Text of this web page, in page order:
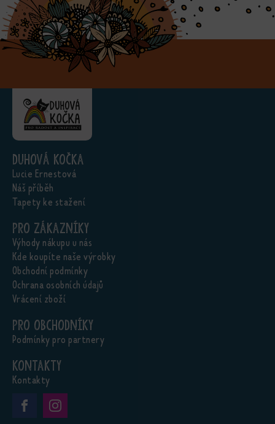
Duhová kočka
Lucie Ernestová
Náš příběh
Tapety ke stažení
Pro zákazníky
Výhody nákupu u nás
Kde koupíte naše výrobky
Obchodní podmínky
Ochrana osobních údajů
Vrácení zboží
Pro obchodníky
Podmínky pro partnery
Kontakty
Kontakty